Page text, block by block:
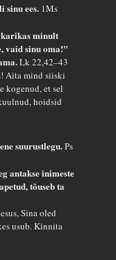
sinu ees. 1Ms
karikas minult
vaid sinu oma!"
Lk 22,42–43
Aita mind siiski
kogenud, et sel
hoidsid
suurustlegu.Ps
antakse inimeste
tõuseb ta
Sina oled
usub. Kinnita